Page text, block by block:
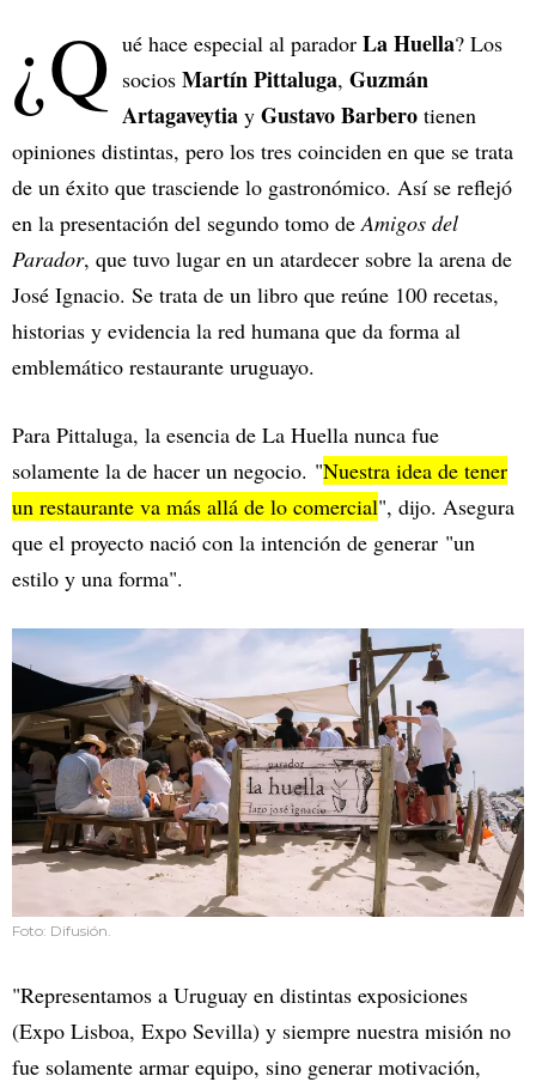
¿Q ué hace especial al parador La Huella? Los
socios Martín Pittaluga, Guzmán
Artagaveytia y Gustavo Barbero tienen
opiniones distintas, pero los tres coinciden en que se trata
de un éxito que trasciende lo gastronómico. Así se reflejó
en la presentación del segundo tomo deAmigos del
Parador, que tuvo lugar en un atardecer sobre la arena de
José Ignacio. Se trata de un libro que reúne 100 recetas,
historias y evidencia la red humana que da forma al
emblemático restaurante uruguayo.
Para Pittaluga, la esencia de La Huella nunca fue
solamente la de hacer un negocio. "Nuestra idea de tener
un restaurante va más allá de lo comercial", dijo. Asegura
que el proyecto nació con la intención de generar "un
estilo y una forma".
Foto: Difusión.
"Representamos a Uruguay en distintas exposiciones
(Expo Lisboa, Expo Sevilla) y siempre nuestra misión no
fue solamente armar equipo, sino generar motivación,